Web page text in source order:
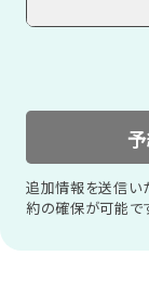
追加情報を送信い
約の確保が可能です